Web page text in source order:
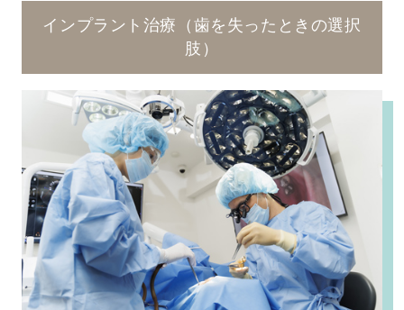
インプラント治療（歯を失ったときの選択
肢）